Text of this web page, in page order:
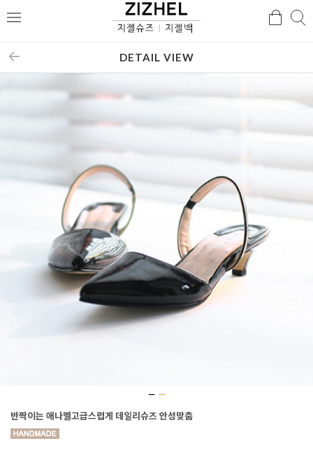
메
검
DETAIL VIEW
반짝이는 애나멜고급스럽게 데일리슈즈 안성맞춤